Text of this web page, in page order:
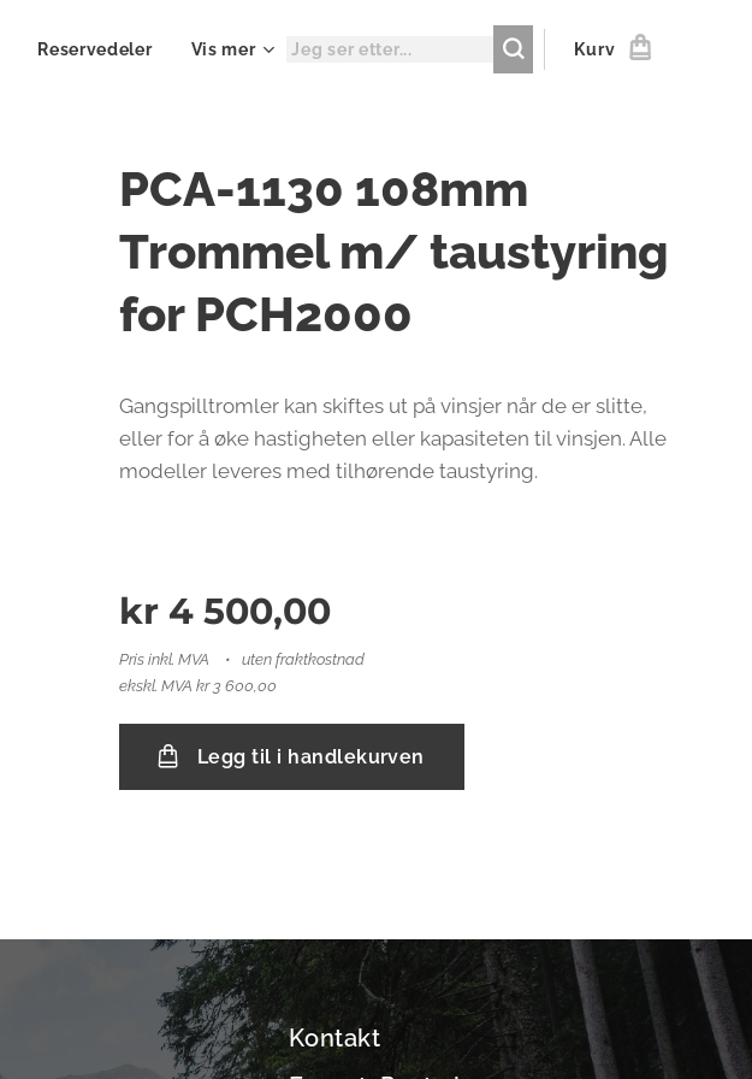
Reservedeler Vis mer Kurv
PCA-1130 108mm
Trommel m/ taustyring
for PCH2000
Gangspilltromler kan skiftes ut på vinsjer når de er slitte,
eller for å øke hastigheten eller kapasiteten til vinsjen. Alle
modeller leveres med tilhørende taustyring.
kr 4 500,00
Pris inkl. MVA
uten fraktkostnad
ekskl. MVA kr 3 600,00
Legg til i handlekurven
Kontakt